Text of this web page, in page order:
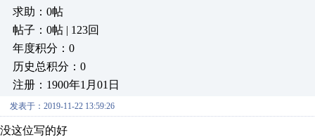
求助：0帖
帖子：0帖 | 123回
年度积分：0
历史总积分：0
注册：1900年1月01日
发表于：2019-11-22 13:59:26
没这位写的好